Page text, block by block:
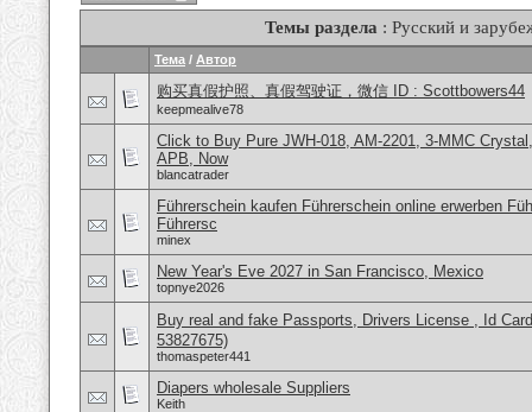
Темы раздела : Русский и
Тема / Автор
购买真假护照、真假驾驶证，微信 ID : Scottbowers44
keepmealive78
Click to Buy Pure JWH-018, AM-2201, 3-MMC
APB, Now
blancatrader
Führerschein kaufen Führerschein online erwerben
Führersc
minex
New Year's Eve 2027 in San Francisco, Mexico
topnye2026
Buy real and fake Passports, Drivers License , Id
53827675)
thomaspeter441
Diapers wholesale Suppliers
Keith